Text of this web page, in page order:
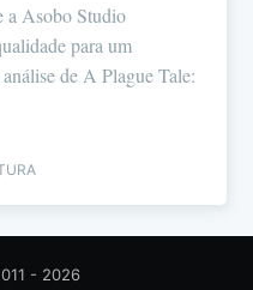
a Asobo Studio
para um
de A Plague Tale:
- 2026